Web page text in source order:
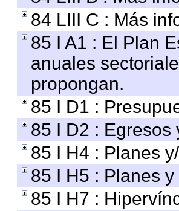
84 LIII C : Más
85 I A1 : El Plan
anuales
propongan.
85 I D1 :
85 I D2 : Egresos
85 I H4 : Planes
85 I H5 : Planes
85 I H7 :